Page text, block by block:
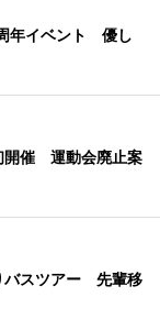
年イベント 優し
開催 運動会廃止案
バスツアー 先輩移